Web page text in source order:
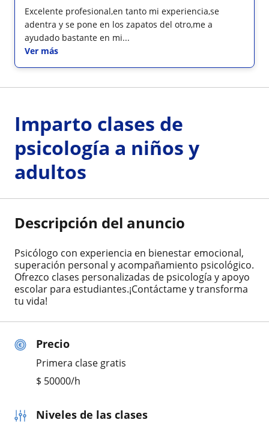
Excelente profesional,en tanto mi experiencia,se
adentra y se pone en los zapatos del otro,me a
ayudado bastante en mi...
Ver más
Precio
Primera clase gratis
$ 50000/h
Niveles de las clases
Imparto clases de
psicología a niños y
adultos
Descripción del anuncio
Psicólogo con experiencia en bienestar emocional,
superación personal y acompañamiento psicológico.
Ofrezco clases personalizadas de psicología y apoyo
escolar para estudiantes.¡Contáctame y transforma
tu vida!